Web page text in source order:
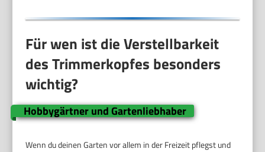
Für wen ist die Verstellbarkeit
des Trimmerkopfes besonders
wichtig?
Hobbygärtner und Gartenliebhaber
Wenn du deinen Garten vor allem in der Freizeit pflegst und